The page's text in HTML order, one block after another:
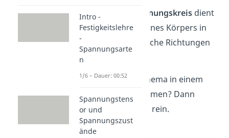
DerMohrsche Spannungskreisdient
dazu Spannungen eines Körpers in
verschiedene räumliche Richtungen
zu analysieren.
Möchtetst du das Thema in einem
Video erklärt bekommen? Dann
schau doch
mal rein.
Intro -
Festigkeitslehre
-
Spannungsarte
n
1/6 – Dauer: 00:52
Spannungstens
or und
Spannungszust
ände